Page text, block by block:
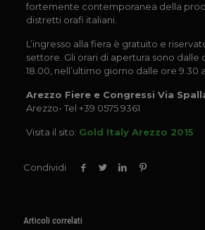
fortemente contemporanea della
distretti orafi italiani.
L’ingresso alla fiera è gratuito e
settore. Gli orari di apertura sono dalle
18.00, nell’ultimo giorno dalle ore 9.30
Arezzo Fiere e Congressi Via
Arezzo- Tel +39 0575 9361
Visita il sito: Gold Italy Arezzo 2015
Condividi
Articoli correlati